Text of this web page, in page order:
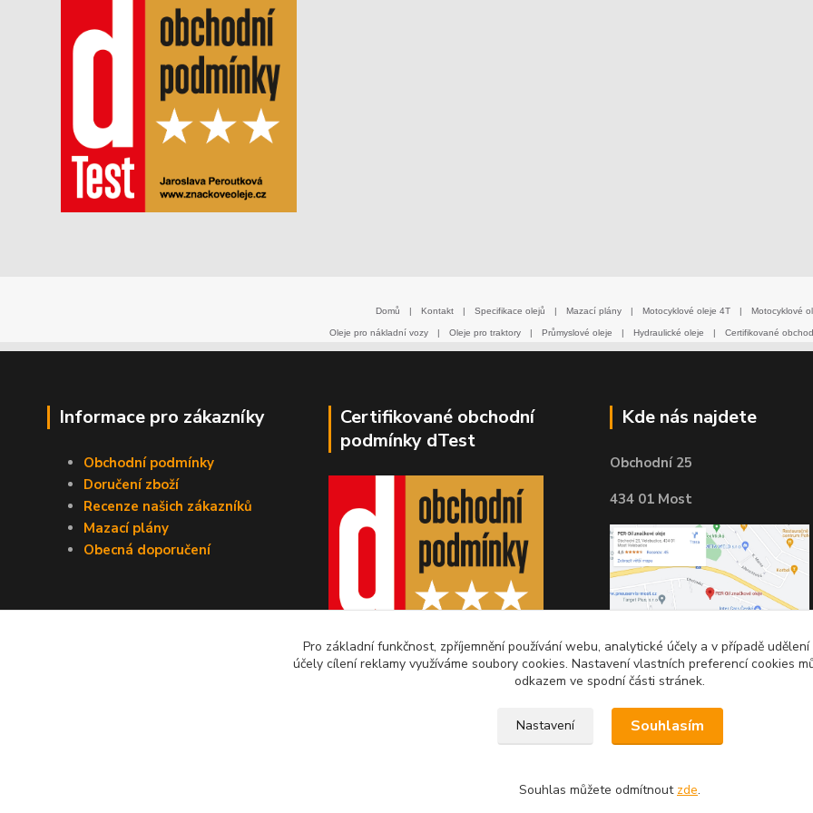
Domů | Kontakt | Specifikace olejů | Mazací plány | Motocyklové oleje 4T | Motocyklové
Oleje pro nákladní vozy | Oleje pro traktory | Průmyslové oleje | Hydraulické oleje | Certifikované
Informace pro zákazníky
Obchodní podmínky
Doručení zboží
Recenze našich zákazníků
Mazací plány
Obecná doporučení
Certifikované obchodní
podmínky dTest
Kde nás najdete
Obchodní 25
434 01 Most
Pro základní funkčnost, zpříjemnění používání webu, analytické účely a v případě
účely cílení reklamy využíváme soubory cookies. Nastavení vlastních preferencí cookies
odkazem ve spodní části stránek.
Nastavení Souhlasím
Souhlas můžete odmítnout zde.